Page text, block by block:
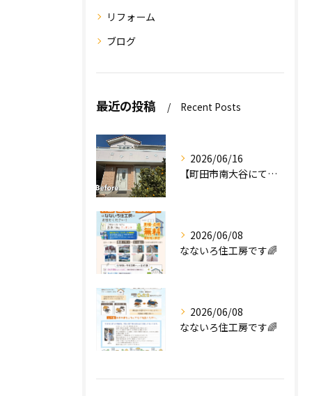
リフォーム
ブログ
最近の投稿 Recent Posts
2026/06/16
【町田市南大谷にて外壁塗装工事完工のお知らせ】
2026/06/08
なないろ住工房です🌈
2026/06/08
なないろ住工房です🌈